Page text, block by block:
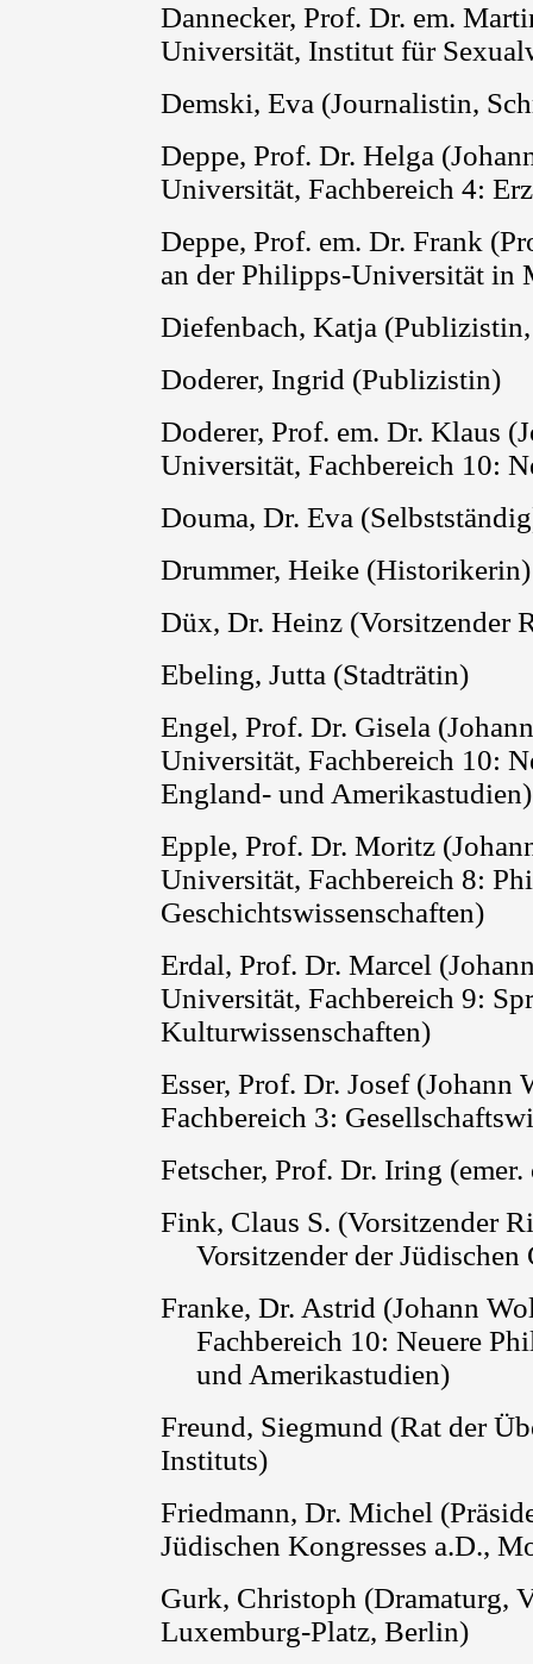
Dannecker, Prof. Dr. em.
Universität, Institut für
Demski, Eva (Journalistin,
Deppe, Prof. Dr. Helga
Universität, Fachbereich 4:
Deppe, Prof. em. Dr. Frank
an der Philipps-Universität in
Diefenbach, Katja
Doderer, Ingrid (Publizistin)
Doderer, Prof. em. Dr. Klaus
Universität, Fachbereich 10:
Douma, Dr. Eva
Drummer, Heike (Historikerin)
Düx, Dr. Heinz (Vorsitzender
Ebeling, Jutta (Stadträtin)
Engel, Prof. Dr. Gisela
Universität, Fachbereich 10:
England- und Amerikastudien)
Epple, Prof. Dr. Moritz
Universität, Fachbereich 8:
Geschichtswissenschaften)
Erdal, Prof. Dr. Marcel
Universität, Fachbereich 9:
Kulturwissenschaften)
Esser, Prof. Dr. Josef
Fachbereich 3:
Fetscher, Prof. Dr. Iring (emer.
Fink, Claus S. (Vorsitzender
Vorsitzender der
Franke, Dr. Astrid (Johann
Fachbereich 10: Neuere
und Amerikastudien)
Freund, Siegmund (Rat der
Instituts)
Friedmann, Dr. Michel
Jüdischen Kongresses a.D.,
Gurk, Christoph (Dramaturg,
Luxemburg-Platz, Berlin)